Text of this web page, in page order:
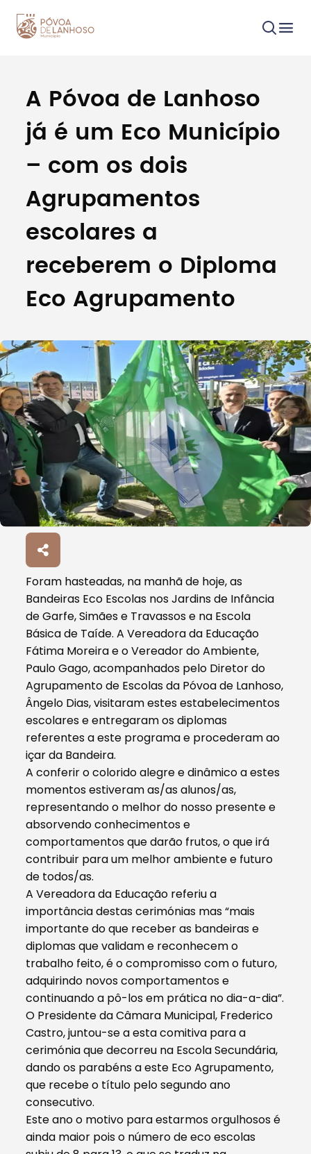
Procurar
Tipo de conteúdo
Filtros
A Póvoa de Lanhoso
já é um Eco Município
– com os dois
Agrupamentos
escolares a
receberem o Diploma
Eco Agrupamento
Foram hasteadas, na manhã de hoje, as
Bandeiras Eco Escolas nos Jardins de Infância
de Garfe, Simães e Travassos e na Escola
Básica de Taíde. A Vereadora da Educação
Fátima Moreira e o Vereador do Ambiente,
Paulo Gago, acompanhados pelo Diretor do
Agrupamento de Escolas da Póvoa de Lanhoso,
Ângelo Dias, visitaram estes estabelecimentos
escolares e entregaram os diplomas
referentes a este programa e procederam ao
içar da Bandeira.
A conferir o colorido alegre e dinâmico a estes
momentos estiveram as/as alunos/as,
representando o melhor do nosso presente e
absorvendo conhecimentos e
comportamentos que darão frutos, o que irá
contribuir para um melhor ambiente e futuro
de todos/as.
A Vereadora da Educação referiu a
importância destas cerimónias mas “mais
importante do que receber as bandeiras e
diplomas que validam e reconhecem o
trabalho feito, é o compromisso com o futuro,
adquirindo novos comportamentos e
continuando a pô-los em prática no dia-a-dia”.
O Presidente da Câmara Municipal, Frederico
Castro, juntou-se a esta comitiva para a
cerimónia que decorreu na Escola Secundária,
dando os parabéns a este Eco Agrupamento,
que recebe o título pelo segundo ano
consecutivo.
Este ano o motivo para estarmos orgulhosos é
ainda maior pois o número de eco escolas